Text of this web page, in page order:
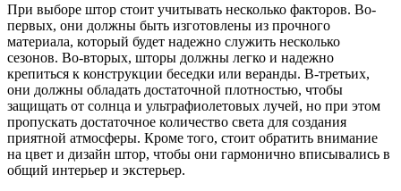
При выборе штор стоит учитывать несколько факторов. Во-
первых, они должны быть изготовлены из прочного
материала, который будет надежно служить несколько
сезонов. Во-вторых, шторы должны легко и надежно
крепиться к конструкции беседки или веранды. В-третьих,
они должны обладать достаточной плотностью, чтобы
защищать от солнца и ультрафиолетовых лучей, но при этом
пропускать достаточное количество света для создания
приятной атмосферы. Кроме того, стоит обратить внимание
на цвет и дизайн штор, чтобы они гармонично вписывались в
общий интерьер и экстерьер.